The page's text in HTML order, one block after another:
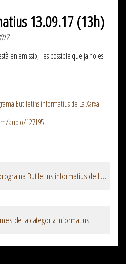
13.09.17 (13h)
en emissió, i es possible que ja no es
Butlletins informatius de La Xarxa
audio/127195
Veure més episodis del programa Butlletins informatius de La Xarxa
de la categoria informatius